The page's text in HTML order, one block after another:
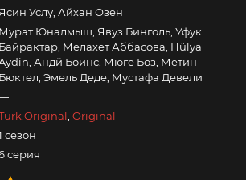
Ясин Услу, Айхан Озен
Мурат Юналмыш, Явуз Бинголь, Уфук
Байрактар, Мелахет Аббасова, Hülya
Андй Боинс, Мюге Боз, Метин
Бюктел, Эмель Деде, Мустафа Девели
Original
сезон
серия